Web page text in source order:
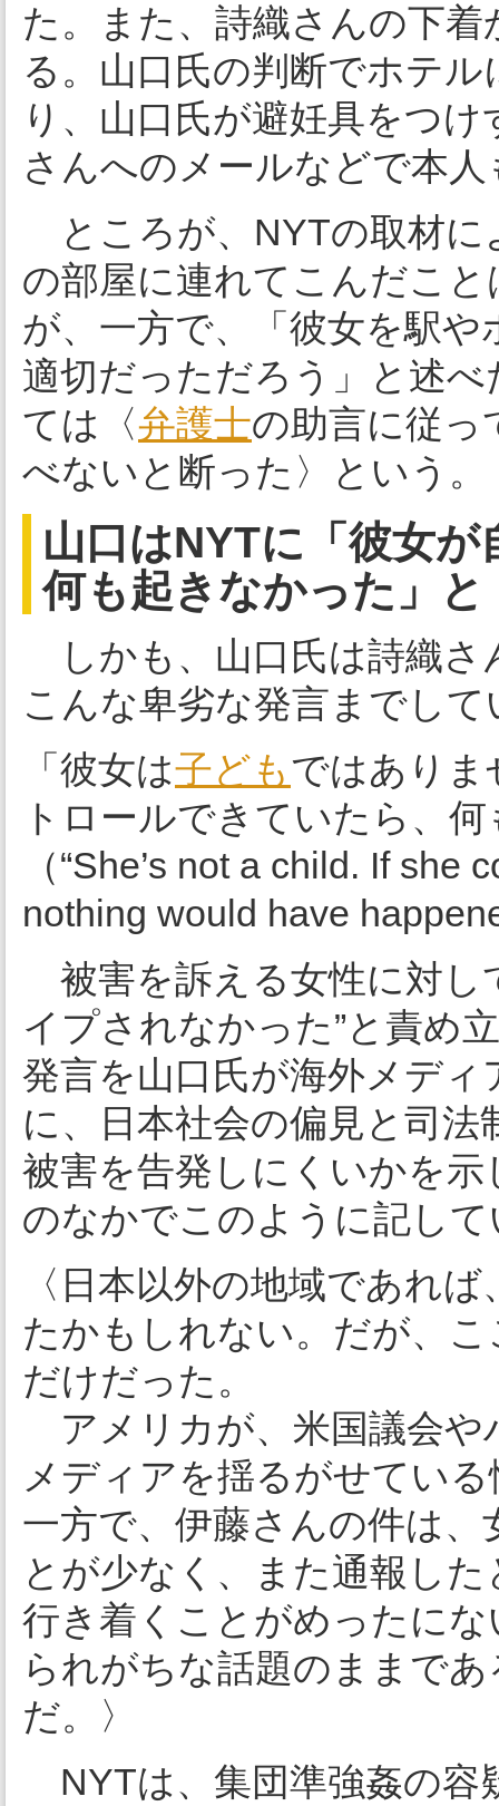
た。また、詩織さんの下
る。山口氏の判断でホテ
り、山口氏が避妊具をつ
さんへのメールなどで本
ところが、NYTの取材に
の部屋に連れてこんだこ
が、一方で、「彼女を駅
適切だっただろう」と述
ては〈弁護士の助言に従っ
べないと断った〉という。
山口はNYTに「彼女
何も起きなかった」と
しかも、山口氏は詩織さ
こんな卑劣な発言までして
「彼女は子どもではありま
トロールできていたら、
（“She’s not a child. If
nothing would have
被害を訴える女性に対し
イプされなかった”と責め
発言を山口氏が海外メデ
に、日本社会の偏見と司
被害を告発しにくいかを
のなかでこのように記して
〈日本以外の地域であれ
たかもしれない。だが、
だけだった。
アメリカが、米国議会や
メディアを揺るがせてい
一方で、伊藤さんの件は
とが少なく、また通報し
行き着くことがめったに
られがちな話題のままで
だ。〉
NYTは、集団準強姦の容